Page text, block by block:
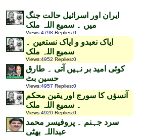
ایران اور اسرائیل حالت جنگ
میں ۔ سمیع اللہ ملک
Views:4798 Replies:0
ایاک نعبدو و ایاک نستعین ۔
سمیع اللہ ملک
Views:4952 Replies:0
کوئی امید بر نہیں آتی ۔ طارق
حسین بٹ
Views:4957 Replies:0
آنسؤں کا سورج اور یقین محکم
۔ سمیع اللہ ملک
Views:4920 Replies:0
سرد جہنم ۔ پروفیسر محمد
عبداللہ بھٹی